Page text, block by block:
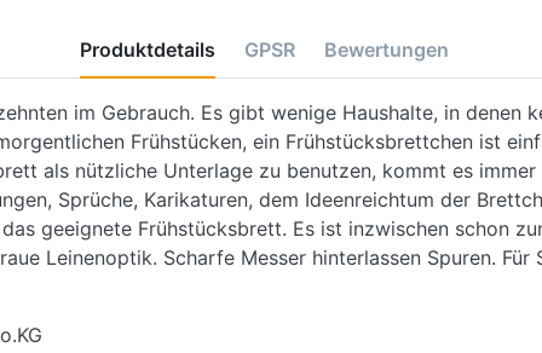
Produktdetails GPSR Bewertungen
im Gebrauch. Es gibt wenige Haushalte, in denen
Frühstücken, ein Frühstücksbrettchen ist
als nützliche Unterlage zu benutzen, kommt es
Sprüche, Karikaturen, dem Ideenreichtum der
geeignete Frühstücksbrett. Es ist inzwischen schon
Leinenoptik. Scharfe Messer hinterlassen Spuren. Für